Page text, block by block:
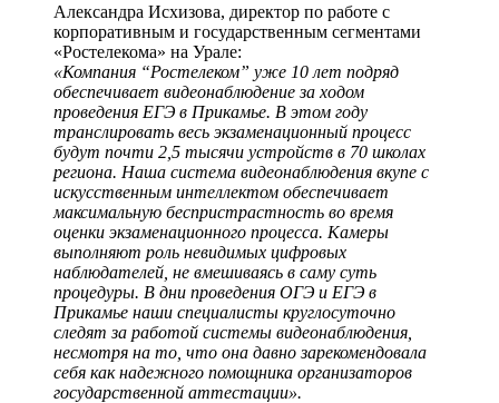
Александра Исхизова, директор по работе с
корпоративным и государственным сегментами
«Ростелекома» на Урале:
«Компания “Ростелеком” уже 10 лет подряд
обеспечивает видеонаблюдение за ходом
проведения ЕГЭ в Прикамье. В этом году
транслировать весь экзаменационный процесс
будут почти 2,5 тысячи устройств в 70 школах
региона. Наша система видеонаблюдения вкупе с
искусственным интеллектом обеспечивает
максимальную беспристрастность во время
оценки экзаменационного процесса. Камеры
выполняют роль невидимых цифровых
наблюдателей, не вмешиваясь в саму суть
процедуры. В дни проведения ОГЭ и ЕГЭ в
Прикамье наши специалисты круглосуточно
следят за работой системы видеонаблюдения,
несмотря на то, что она давно зарекомендовала
себя как надежного помощника организаторов
государственной аттестации».